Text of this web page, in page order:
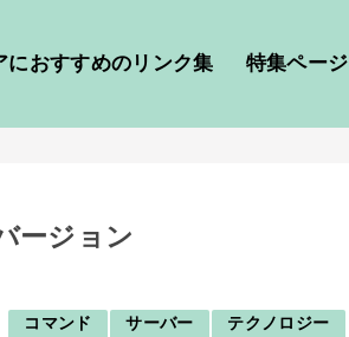
におすすめのリンク集 特集ページ
ージョン
コマンド サーバー テクノロジー